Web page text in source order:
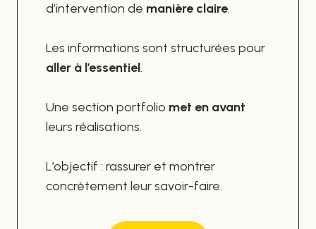
d’intervention de manière claire.
Les informations sont structurées pour
aller à l’essentiel.
Une section portfolio met en avant
leurs réalisations.
L’objectif : rassurer et montrer
concrètement leur savoir-faire.